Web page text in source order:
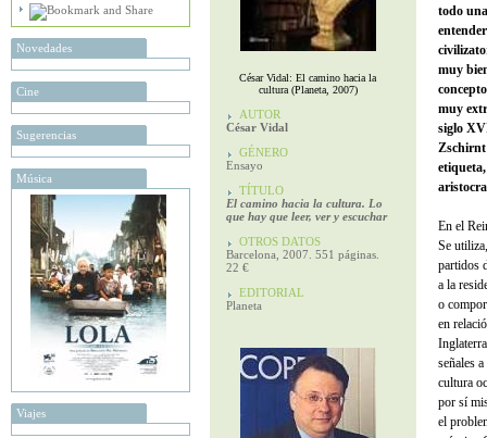
Novedades
Cine
Sugerencias
Música
Viajes
César Vidal: El camino hacia la
cultura (Planeta, 2007)
AUTOR
César Vidal
GÉNERO
Ensayo
TÍTULO
El camino hacia la cultura. Lo
que hay que leer, ver y escuchar
OTROS DATOS
Barcelona, 2007. 551 páginas.
22 €
EDITORIAL
Planeta
todo
muy
muy
siglo
En el
Se
partidos
a la
o
en
señales
cultura
por sí
el